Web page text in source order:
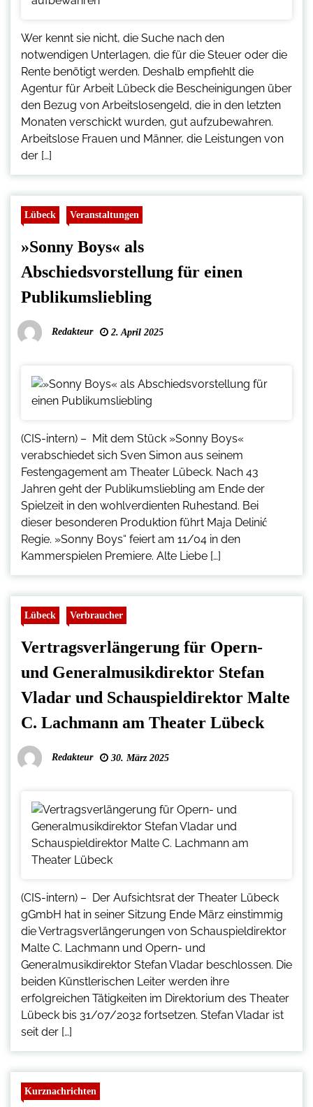
Wer kennt sie nicht, die Suche nach den
notwendigen Unterlagen, die für die Steuer oder die
Rente benötigt werden. Deshalb empfiehlt die
Agentur für Arbeit Lübeck die Bescheinigungen über
den Bezug von Arbeitslosengeld, die in den letzten
Monaten verschickt wurden, gut aufzubewahren.
Arbeitslose Frauen und Männer, die Leistungen von
der […]
Lübeck Veranstaltungen
»Sonny Boys« als
Abschiedsvorstellung für einen
Publikumsliebling
Redakteur 2. April 2025
(CIS-intern) – Mit dem Stück »Sonny Boys«
verabschiedet sich Sven Simon aus seinem
Festengagement am Theater Lübeck. Nach 43
Jahren geht der Publikumsliebling am Ende der
Spielzeit in den wohlverdienten Ruhestand. Bei
dieser besonderen Produktion führt Maja Delinić
Regie. »Sonny Boys“ feiert am 11/04 in den
Kammerspielen Premiere. Alte Liebe […]
Lübeck Verbraucher
Vertragsverlängerung für Opern-
und Generalmusikdirektor Stefan
Vladar und Schauspieldirektor Malte
C. Lachmann am Theater Lübeck
Redakteur 30. März 2025
(CIS-intern) – Der Aufsichtsrat der Theater Lübeck
gGmbH hat in seiner Sitzung Ende März einstimmig
die Vertragsverlängerungen von Schauspieldirektor
Malte C. Lachmann und Opern- und
Generalmusikdirektor Stefan Vladar beschlossen. Die
beiden Künstlerischen Leiter werden ihre
erfolgreichen Tätigkeiten im Direktorium des Theater
Lübeck bis 31/07/2032 fortsetzen. Stefan Vladar ist
seit der […]
Kurznachrichten